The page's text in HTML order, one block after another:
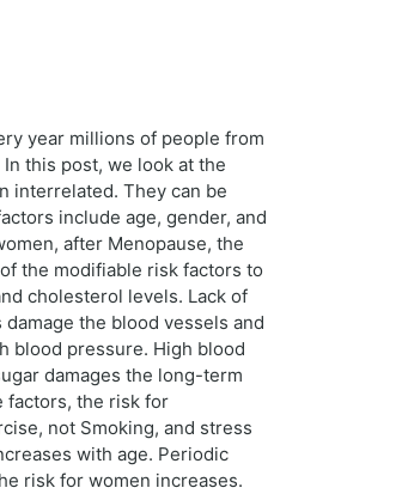
year millions of people from
this post, we look at the
interrelated. They can be
include age, gender, and
after Menopause, the
the modifiable risk factors to
cholesterol levels. Lack of
the blood vessels and
blood pressure. High blood
damages the long-term
factors, the risk for
not Smoking, and stress
with age. Periodic
risk for women increases.